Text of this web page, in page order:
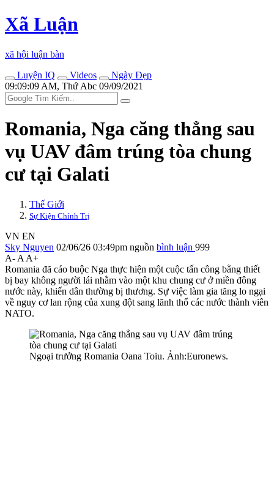
Xã Luận
xã hội luận bàn
Luyện IQ
Videos
Ngày Đẹp
09:09:09 AM, Thứ Abc 09/09/2021
Romania, Nga căng thẳng sau
vụ UAV đâm trúng tòa chung
cư tại Galati
Thế Giới
Sự Kiện Chính Trị
VN EN
Sky Nguyen 02/06/26 03:49pm nguồn bình luận 999
A- A A+
Romania đã cáo buộc Nga thực hiện một cuộc tấn công bằng thiết
bị bay không người lái nhằm vào một khu chung cư ở miền đông
nước này, khiến dân thường bị thương. Sự việc làm gia tăng lo ngại
về nguy cơ lan rộng của xung đột sang lãnh thổ các nước thành viên
NATO.
Ngoại trưởng Romania Oana Toiu. Ảnh:Euronews.